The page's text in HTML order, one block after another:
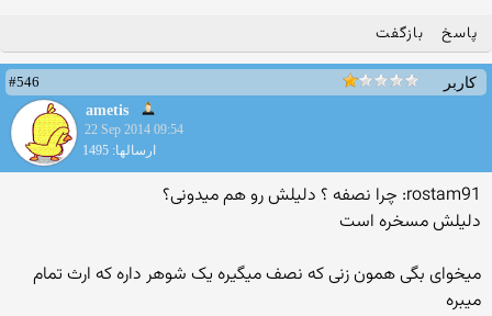
پاسخ بازگفت
کاربر
#546
ametis
22 Sep 2014 09:54
ارسالها: 1495
rostam91: چرا نصفه ؟ دلیلش رو هم میدونی؟
دلیلش مسخره است
میخوای بگی همون زنی که نصف میگیره یک شوهر داره که ارث تمام
میبره